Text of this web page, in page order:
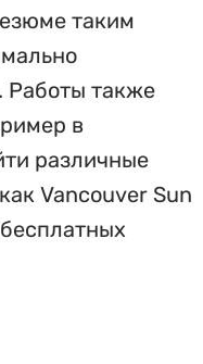
таким
Работы также
в
различные
Vancouver Sun